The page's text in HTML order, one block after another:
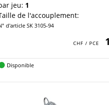
jeu: 1
de l'accouplement:
d'article SK 3105-94
Disponible